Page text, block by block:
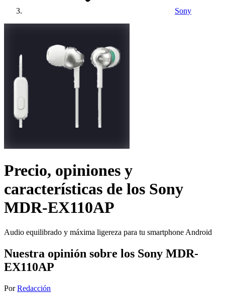
Sony
Precio, opiniones y
características de los Sony
MDR-EX110AP
Audio equilibrado y máxima ligereza para tu smartphone Android
Nuestra opinión sobre los Sony MDR-
EX110AP
Por Redacción